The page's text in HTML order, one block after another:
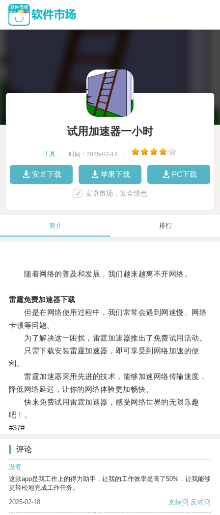
试用加速器一小时
工具 时间：2025-02-18
安卓下载 苹果下载 PC下载
安卓市场，安全绿色
简介 排行
随着网络的普及和发展，我们越来越离不开网络。
雷霆免费加速器下载
但是在网络使用过程中，我们常常会遇到网速慢、网络
卡顿等问题。
为了解决这一困扰，雷霆加速器推出了免费试用活动。
只需下载安装雷霆加速器，即可享受到网络加速的便
利。
雷霆加速器采用先进的技术，能够加速网络传输速度，
降低网络延迟，让你的网络体验更加畅快。
快来免费试用雷霆加速器，感受网络世界的无限乐趣
吧！。
#37#
评论
游客
这款app是我工作上的得力助手，让我的工作效率提高了50%，让我能够
更轻松地完成工作任务。
2025-02-18
支持[0] 反对[0]